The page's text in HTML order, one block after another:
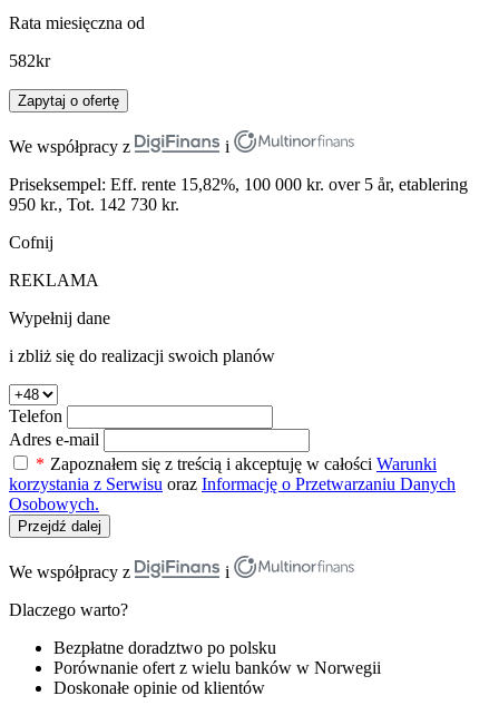
Rata miesięczna od
582kr
Zapytaj o ofertę
We współpracy z
i
Priseksempel: Eff. rente 15,82%, 100 000 kr. over 5 år, etablering
950 kr., Tot. 142 730 kr.
Cofnij
REKLAMA
Wypełnij dane
i zbliż się do realizacji swoich planów
Telefon
Adres e-mail
* Zapoznałem się z treścią i akceptuję w całości Warunki
korzystania z Serwisu oraz Informację o Przetwarzaniu Danych
Osobowych.
Przejdź dalej
We współpracy z
i
Dlaczego warto?
Bezpłatne doradztwo po polsku
Porównanie ofert z wielu banków w Norwegii
Doskonałe opinie od klientów